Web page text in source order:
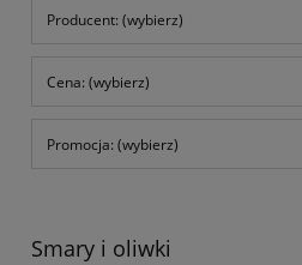
Producent: (wybierz)
Cena: (wybierz)
Promocja: (wybierz)
Smary i oliwki